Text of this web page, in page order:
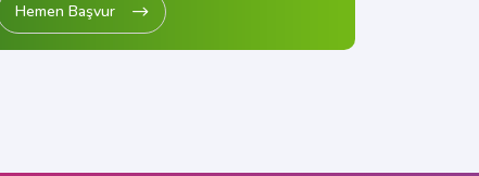
Hemen Başvur